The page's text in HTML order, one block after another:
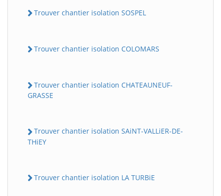
Trouver chantier isolation SOSPEL
Trouver chantier isolation COLOMARS
Trouver chantier isolation CHATEAUNEUF-
GRASSE
Trouver chantier isolation SAiNT-VALLiER-DE-
THiEY
Trouver chantier isolation LA TURBiE